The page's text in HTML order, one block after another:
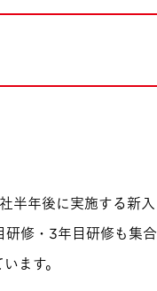
半年後に実施する新入
研修・3年目研修も集合
ます。